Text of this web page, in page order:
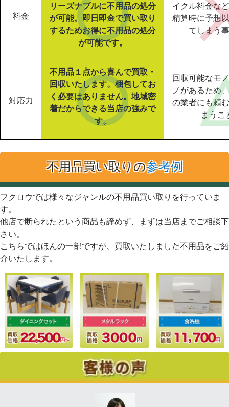
料金
リーズナブルに不用品の処分
が可能。即日即金で買い取り
するためお得に不用品の処分
が可能です。
イクル料金な
精算時に予想
てしまう
対応力
不用品１点から喜んで買取・
回収いたします。梱包してお
く必要はありません。地域密
着だからできる当店の強みで
す。
回収可能なモ
ノがあるため
の業者にも頼
まうこ
不用品買い取りの参考例
フクロウでは様々なジャンルの不用品買い取りを行っていま
す。
他店で断られたという商品も諦めず、まずは当店までご相談下
さい。
こちらではほんの一部ですが、買取いたしました不用品をご紹
介いたします。